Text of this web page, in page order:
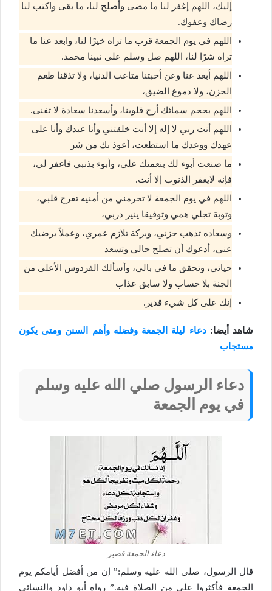
إليك، اللهم إغفر لنا ما مضى وأصلح لنا، ما بقى واكتب لنا
رضاك وعفوك.
اللهم في يوم الجمعة قرب ما تراه خيرًا لنا، وابعد عنا ما
تراه شرًا لنا، اللهم صل وسلم على نبينا محمد.
اللهم أبعد عنا وعن أحبتنا متاعب الدنيا، ولا تذقنا طعم
الحزن، ولا دموع الضيق،
اللهم بحجم سمائك أرح قلوبنا، وأسعدنا سعادة لا تفنى.
اللهم أنت ربي لا إله إلا أنت خلقتني وأنا عبدك وأنا على
عهدك ووعدك ما استطعت، أعوذ بك من شر
ما صنعت أبوء لك بنعمتك علي، وأبوء بذنبي فاغفر لي،
فإنه لايغفر الذنوب إلا أنت.
اللهم في يوم الجمعة لا تحرمني من أمنيه تفرح قلبي،
وتوبة تجلي همي وتوفيقا ينير دربي،
وسعاده تذهب حزني، وبركة تلازم عمري، وعملاً يرضيك
عني، أدعوك أن تصلح حالي وتسعد
حياتي، وتحقق ما في بالي، وأسألك الفردوس الأعلى من
الجنة بلا حساب ولا سابق عذاب
إنك على كل شيء قدير.
شاهد أيضا:دعاء ليلة الجمعة وفضله وأهم السنن ومتى يكون
مستجاب
دعاء الرسول صلي الله عليه وسلم
في يوم الجمعة
دعاء الجمعة قصير
قال الرسول، صلى الله عليه وسلم:” إن من أفضل أيامكم يوم
الجمعة فأكثروا علي من الصلاة فيه.” رواه أبو داود والنسائي